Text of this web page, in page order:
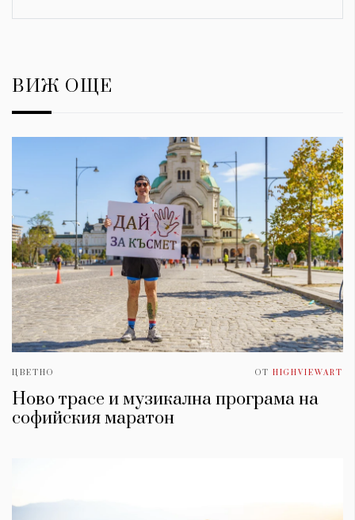
ВИЖ ОЩЕ
ЦВЕТНО ОТ HIGHVIEWART
Ново трасе и музикална програма на
софийския маратон